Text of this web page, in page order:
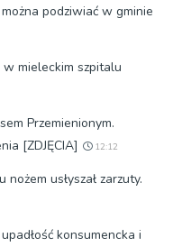
podziwiać w gminie
mieleckim szpitalu
Przemienionym.
[ZDJĘCIA]
12:12
usłyszał zarzuty.
konsumencka i